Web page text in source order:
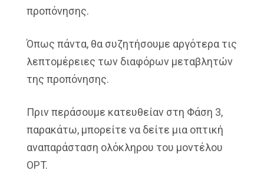
προπόνησης.
Όπως πάντα, θα συζητήσουμε αργότερα τις
λεπτομέρειες των διαφόρων μεταβλητών
της προπόνησης.
Πριν περάσουμε κατευθείαν στη Φάση 3,
παρακάτω, μπορείτε να δείτε μια οπτική
αναπαράσταση ολόκληρου του μοντέλου
OPT.